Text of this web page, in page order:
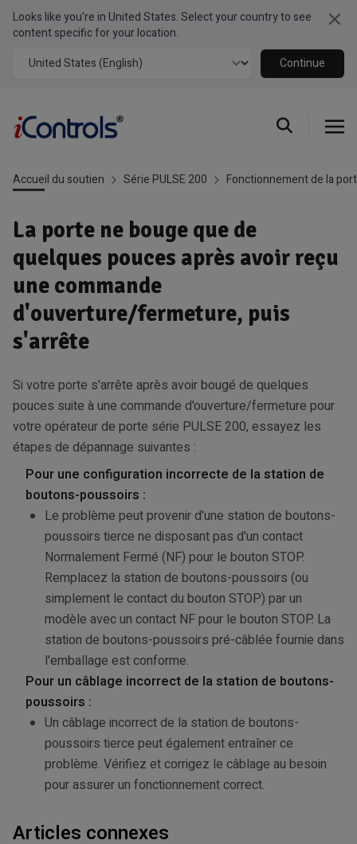
Looks like you're in United States. Select your country to see
content specific for your location.
Continue
Accueil du soutien Série PULSE 200 Fonctionnement de la
La porte ne bouge que de
quelques pouces après avoir reçu
une commande
d'ouverture/fermeture, puis
s'arrête
Si votre porte s'arrête après avoir bougé de quelques
pouces suite à une commande d'ouverture/fermeture pour
votre opérateur de porte série PULSE 200, essayez les
étapes de dépannage suivantes :
Pour une configuration incorrecte de la station de
boutons-poussoirs :
Le problème peut provenir d'une station de boutons-
poussoirs tierce ne disposant pas d'un contact
Normalement Fermé (NF) pour le bouton STOP.
Remplacez la station de boutons-poussoirs (ou
simplement le contact du bouton STOP) par un
modèle avec un contact NF pour le bouton STOP. La
station de boutons-poussoirs pré-câblée fournie dans
l'emballage est conforme.
Pour un câblage incorrect de la station de boutons-
poussoirs :
Un câblage incorrect de la station de boutons-
poussoirs tierce peut également entraîner ce
problème. Vérifiez et corrigez le câblage au besoin
pour assurer un fonctionnement correct.
Articles connexes